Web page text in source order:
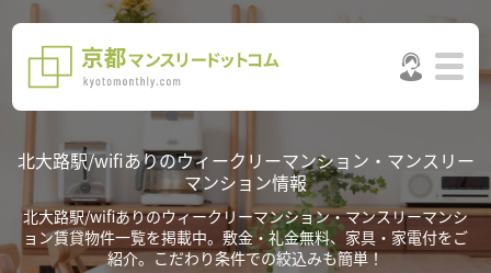
北大路駅/wifiありのウィークリーマンション・マンスリー
マンション情報
北大路駅/wifiありのウィークリーマンション・マンスリーマンシ
ョン賃貸物件一覧を掲載中。敷金・礼金無料、家具・家電付をご
紹介。こだわり条件での絞込みも簡単！